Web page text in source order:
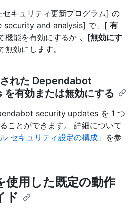
セキュリティ更新プログラム] の
security and analysis] で、[ 有
機能を有効にするか 、[無効にす
無効にします。
れた Dependabot
有効または無効にする
security updates を 1 つ
ことができます。 詳細について
セキュリティ設定の構成 」を参
使用した既定の動作
ド